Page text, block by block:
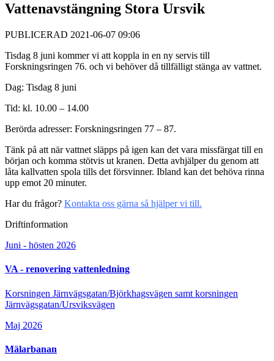
Vattenavstängning Stora Ursvik
PUBLICERAD 2021-06-07 09:06
Tisdag 8 juni kommer vi att koppla in en ny servis till
Forskningsringen 76. och vi behöver då tillfälligt stänga av vattnet.
Dag: Tisdag 8 juni
Tid: kl. 10.00 – 14.00
Berörda adresser: Forskningsringen 77 – 87.
Tänk på att när vattnet släpps på igen kan det vara missfärgat till en
början och komma stötvis ut kranen. Detta avhjälper du genom att
låta kallvatten spola tills det försvinner. Ibland kan det behöva rinna
upp emot 20 minuter.
Har du frågor? Kontakta oss gärna så hjälper vi till.
Driftinformation
Juni - hösten 2026
VA - renovering vattenledning
Korsningen Järnvägsgatan/Björkhagsvägen samt korsningen
Järnvägsgatan/Ursviksvägen
Maj 2026
Mälarbanan